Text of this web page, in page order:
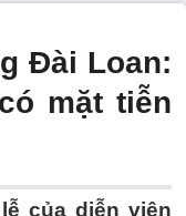
Đài Loan:
mặt tiễn
của diễn viên